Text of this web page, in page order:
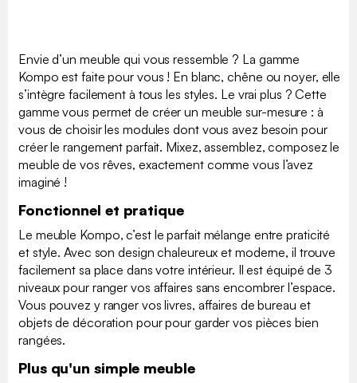
Envie d’un meuble qui vous ressemble ? La gamme
Kompo est faite pour vous ! En blanc, chêne ou noyer, elle
s’intègre facilement à tous les styles. Le vrai plus ? Cette
gamme vous permet de créer un meuble sur-mesure : à
vous de choisir les modules dont vous avez besoin pour
créer le rangement parfait. Mixez, assemblez, composez le
meuble de vos rêves, exactement comme vous l’avez
imaginé !
Fonctionnel et pratique
Le meuble Kompo, c’est le parfait mélange entre praticité
et style. Avec son design chaleureux et moderne, il trouve
facilement sa place dans votre intérieur. Il est équipé de 3
niveaux pour ranger vos affaires sans encombrer l’espace.
Vous pouvez y ranger vos livres, affaires de bureau et
objets de décoration pour pour garder vos pièces bien
rangées.
Plus qu'un simple meuble